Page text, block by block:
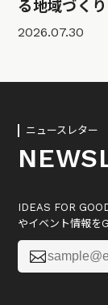
る地域づくり
2026.07.30
ニュースレター
IDEAS FOR
やイベント情報を
